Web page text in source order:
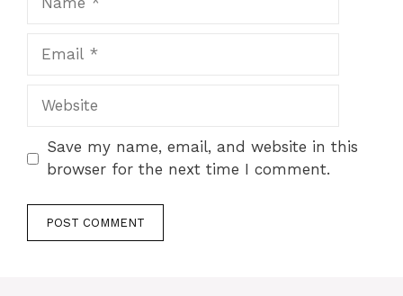
Website
Save my name, email, and website in this
browser for the next time I comment.